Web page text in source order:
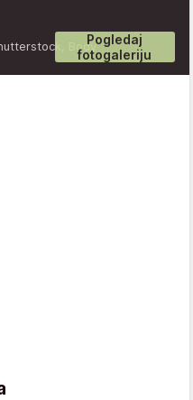
Pogledaj
fotogaleriju
Body